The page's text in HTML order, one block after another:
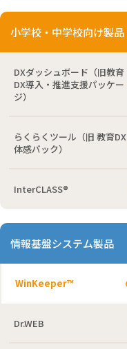
小学校・中学校向け製品
DXダッシュボード（旧教育
DX導入・推進支援パッケー
ジ）
らくらくツール（旧 教育DX
体感パック）
InterCLASS®
情報基盤システム製品
WinKeeper™
Dr.WEB